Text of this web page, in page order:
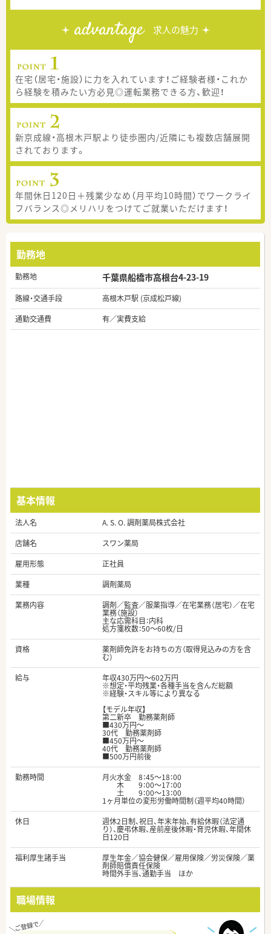
advantage 求人の魅力
在宅（居宅・施設）に力を入れています！ご経験者様・これか
ら経験を積みたい方必見◎運転業務できる方、歓迎！
新京成線・高根木戸駅より徒歩圏内/近隣にも複数店舗展開
されております。
年間休日120日＋残業少なめ（月平均10時間）でワークライ
フバランス◎メリハリをつけてご就業いただけます！
勤務地
勤務地 千葉県船橋市高根台4-23-19
路線・交通手段
高根木戸駅 (京成松戸線)
通勤交通費
有／実費支給
基本情報
法人名
A. S. O. 調剤薬局株式会社
店舗名
スワン薬局
雇用形態
正社員
業種
調剤薬局
業務内容
調剤／監査／服薬指導／在宅業務（居宅）／在宅
業務（施設）
主な応需科目：内科
処方箋枚数：50～60枚/日
資格
薬剤師免許をお持ちの方（取得見込みの方を含
む）
給与
年収430万円～602万円
※想定・平均残業・各種手当を含んだ総額
※経験・スキル等により異なる
【モデル年収】
第二新卒 勤務薬剤師
■430万円～
30代 勤務薬剤師
■450万円～
40代 勤務薬剤師
■500万円前後
勤務時間
月火水金 8：45～18：00
木 9：00～17：00
土 9：00～13：00
1ヶ月単位の変形労働時間制（週平均40時間）
休日
週休2日制、祝日、年末年始、有給休暇（法定通
り）、慶弔休暇、産前産後休暇・育児休暇、年間休
日120日
福利厚生諸手当
厚生年金／協会健保／雇用保険／労災保険／薬
剤師賠償責任保険
時間外手当、通勤手当 ほか
職場情報